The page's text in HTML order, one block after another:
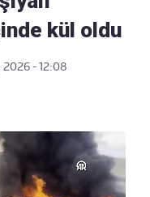
kül oldu
2026 - 12:08